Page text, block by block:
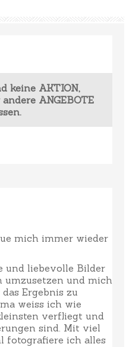
keine AKTION,
ANGEBOTE
mich immer wieder
und liebevolle Bilder
umzusetzen und mich
Ergebnis zu
weiss ich wie
verfliegt und
sind. Mit viel
fotografiere ich alles